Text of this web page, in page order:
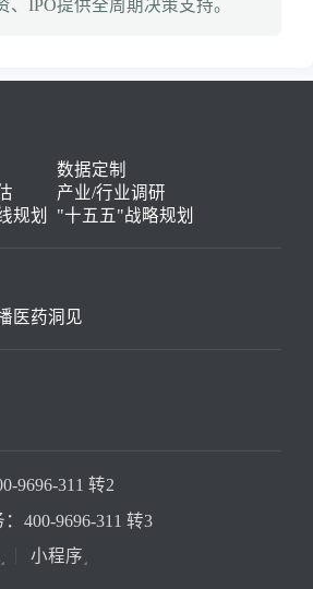
、IPO提供全周期决策支持。
数据定制
产业/行业调研
规划
"十五五"战略规划
医药洞见
9696-311 转2
400-9696-311 转3
小程序